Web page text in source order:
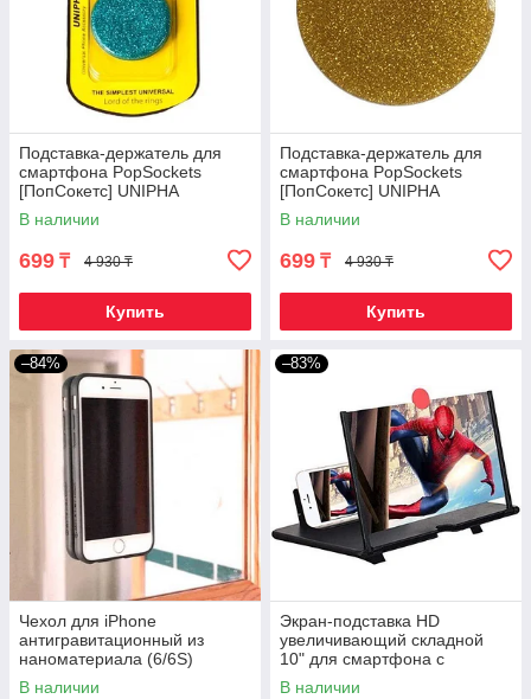
Подставка-держатель для
смартфона PopSockets
[ПопСокетс] UNIPHA
(Голубой)
В наличии
699 ₸ 4 930 ₸
Купить
Подставка-держатель для
смартфона PopSockets
[ПопСокетс] UNIPHA
(Золотистый)
В наличии
699 ₸ 4 930 ₸
Купить
–84%
Чехол для iPhone
антигравитационный из
наноматериала (6/6S)
В наличии
–83%
Экран-подставка HD
увеличивающий складной
10" для смартфона с
эффектом 3D
В наличии